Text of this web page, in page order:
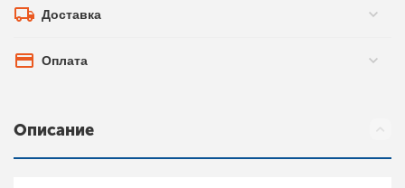
Доставка
Оплата
Описание